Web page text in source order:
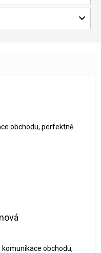
z 5 hvězdiček.
obchodu, perfektně
z 5 hvězdiček.
z 5 hvězdiček.
komunikace obchodu,